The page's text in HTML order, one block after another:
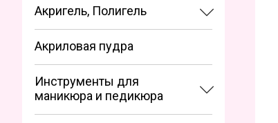
Акригель, Полигель
Акриловая пудра
Инструменты для
маникюра и педикюра